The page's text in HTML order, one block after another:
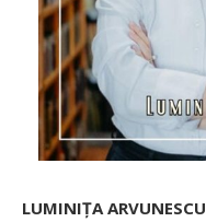
LUMINIȚA ARVUNESCU